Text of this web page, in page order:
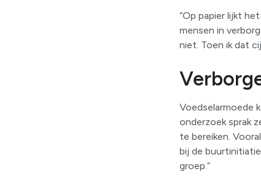
“Op papier lijkt
mensen in
niet. Toen ik dat
Voedselarmoede
onderzoek sprak
te bereiken.
bij de
groep.”